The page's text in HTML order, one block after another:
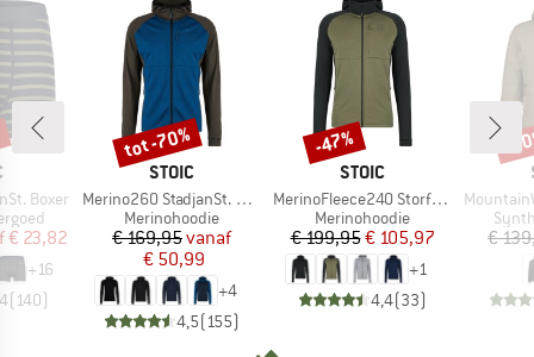
Boxer
prijs
€ 23,82
+16
(140)
MERK
STOIC
Artikel
Merino260 StadjanSt. Hoody
Productgroep
Merinohoodie
Prijs
€ 169,95Verlaagde prijs
vanaf
€ 50,99
+4
4,5(155)
Korting
tot -70%
MERK
STOIC
Artikel
MerinoFleece240 StorforsSt. Zip Hoody
Productgroep
Merinohoodie
Prijs
€ 199,95Verlaagde prijs
€ 105,97
+1
4,4(33)
Korting
-47%
Artikel
€
-